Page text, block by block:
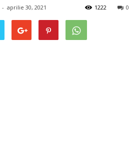
- aprilie 30, 2021 0
1222